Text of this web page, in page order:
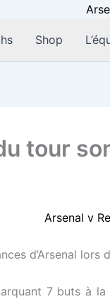
Shop
tour
d’Arsenal lors
7 buts à